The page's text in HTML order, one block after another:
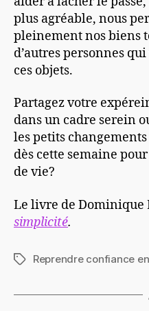
plus agréable, nous
pleinement nos biens
d’autres personnes
ces objets.
Partagez votre
dans un cadre serein
les petits
dès cette semaine
de vie?
Le livre de Dominique
simplicité.
Étiquettes
Reprendre confiance